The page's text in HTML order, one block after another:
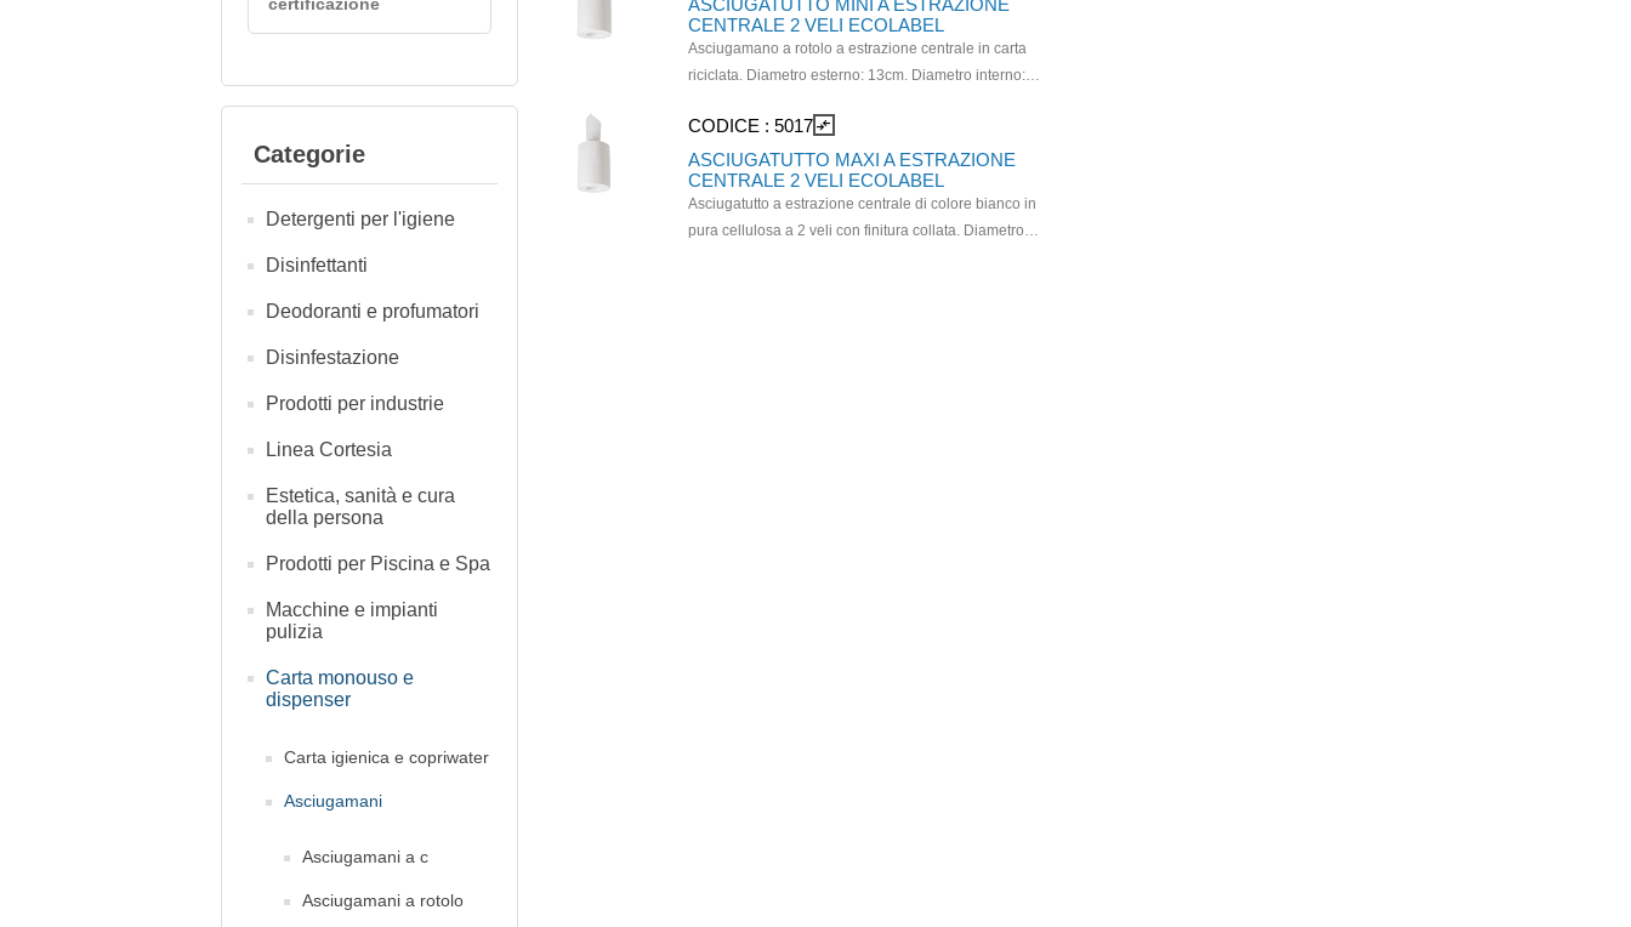
Categorie
Detergenti per l'igiene
Disinfettanti
Deodoranti e profumatori
Disinfestazione
Prodotti per industrie
Linea Cortesia
Estetica, sanità e cura
della persona
Prodotti per Piscina e Spa
Macchine e impianti
pulizia
Carta monouso e
dispenser
Carta igienica e copriwater
Asciugamani
Asciugamani a c
Asciugamani a rotolo
ASCIUGATUTTO MINI A ESTRAZIONE
CENTRALE 2 VELI ECOLABEL
Asciugamano a rotolo a estrazione centrale in carta
riciclata. Diametro esterno: 13cm. Diametro interno:
rotolo: 60mt. Numero strappi: 200. Confezione da 9
pezzi. Prodotto certificato ECOLABEL e idoneo al
contatto con alimenti.
CODICE : 5017 compare_arrows
ASCIUGATUTTO MAXI A ESTRAZIONE
CENTRALE 2 VELI ECOLABEL
Asciugatutto a estrazione centrale di colore bianco in
pura cellulosa a 2 veli con finitura collata. Diametro